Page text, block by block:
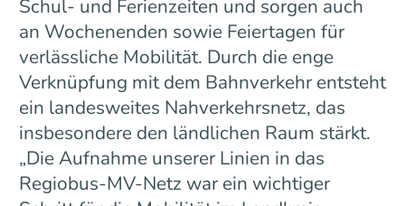
Schul- und Ferienzeiten und sorgen auch
an Wochenenden sowie Feiertagen für
verlässliche Mobilität. Durch die enge
Verknüpfung mit dem Bahnverkehr entsteht
ein landesweites Nahverkehrsnetz, das
insbesondere den ländlichen Raum stärkt.
„Die Aufnahme unserer Linien in das
Regiobus-MV-Netz war ein wichtiger